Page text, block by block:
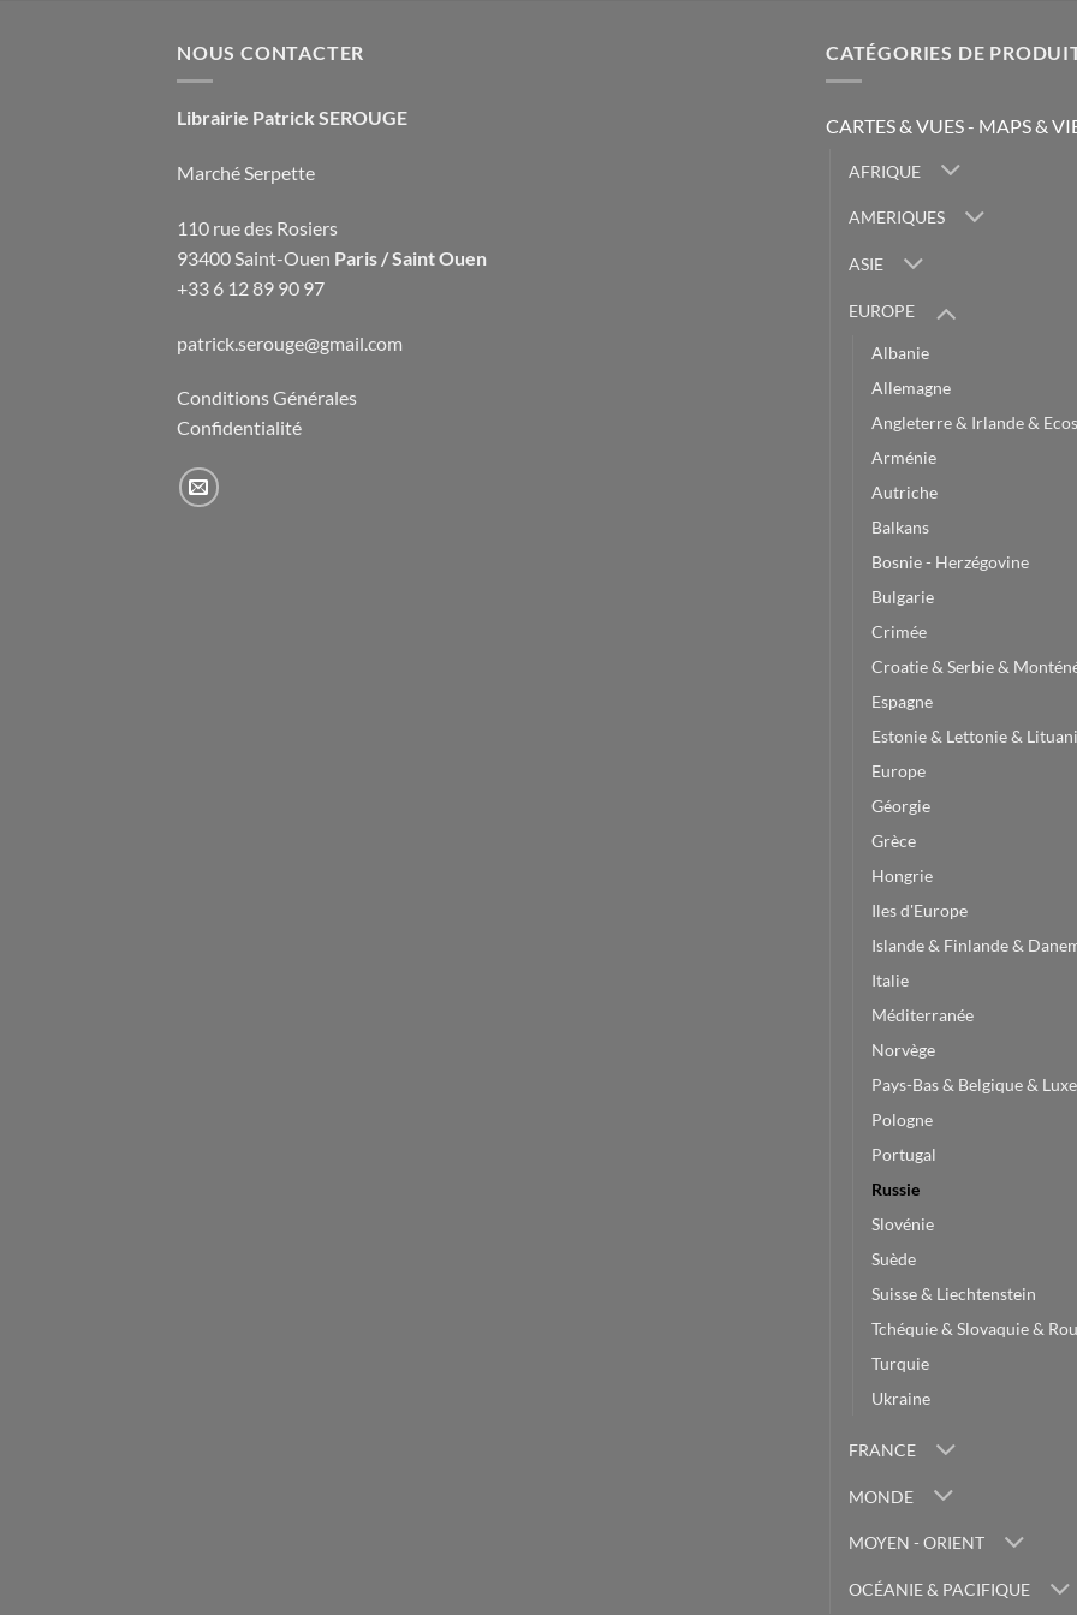
NOUS CONTACTER
Librairie Patrick SEROUGE
Marché Serpette
110 rue des Rosiers
93400 Saint-Ouen Paris / Saint Ouen
+33 6 12 89 90 97
patrick.serouge@gmail.com
Conditions Générales
Confidentialité
CATÉGORIES DE
CARTES & VUES - MAPS &
AFRIQUE
AMERIQUES
ASIE
EUROPE
Albanie
Allemagne
Angleterre & Irlande &
Arménie
Autriche
Balkans
Bosnie - Herzégovine
Bulgarie
Crimée
Croatie & Serbie &
Espagne
Estonie & Lettonie &
Europe
Géorgie
Grèce
Hongrie
Iles d'Europe
Islande & Finlande &
Italie
Méditerranée
Norvège
Pays-Bas & Belgique &
Pologne
Portugal
Russie
Slovénie
Suède
Suisse & Liechtenstein
Tchéquie & Slovaquie &
Turquie
Ukraine
FRANCE
MONDE
MOYEN - ORIENT
OCÉANIE & PACIFIQUE